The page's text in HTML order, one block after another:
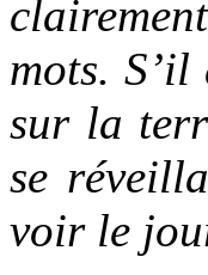
mots.
sur la
se
voir le